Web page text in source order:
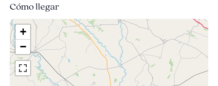
Cómo llegar
+
−